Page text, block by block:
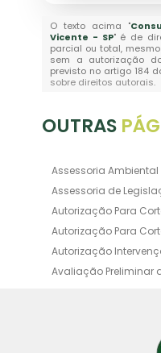
O texto acima "
Vicente - SP" é de
parcial ou total,
sem a autorização
previsto no artigo 184
sobre direitos autorais.
OUTRAS
Assessoria Ambiental
Assessoria de
Autorização Para
Autorização Para
Autorização
Avaliação Preliminar
Certificado de